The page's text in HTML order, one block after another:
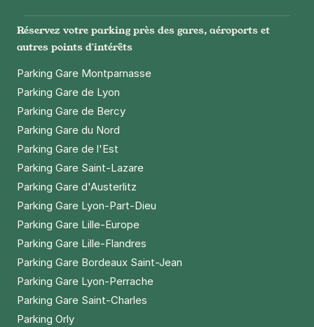
Réserver
Paris - Plaisance - Pernety
139 rue de l'Ouest
75014
3 €/heure,23 €/jour,74 €/semaine
Réserver
+ Abonnements disponibles
Paris - Pernety - rue de Gergovie
15 rue de Gergovie
Réservez votre parking près des gares, aéroports et
autres points d'intérêts
Parking Gare Montparnasse
Parking Gare de Lyon
Parking Gare de Bercy
Parking Gare du Nord
Parking Gare de l'Est
Parking Gare Saint-Lazare
Parking Gare d'Austerlitz
Parking Gare Lyon-Part-Dieu
Parking Gare Lille-Europe
Parking Gare Lille-Flandres
Parking Gare Bordeaux Saint-Jean
Parking Gare Lyon-Perrache
Parking Gare Saint-Charles
Parking Orly